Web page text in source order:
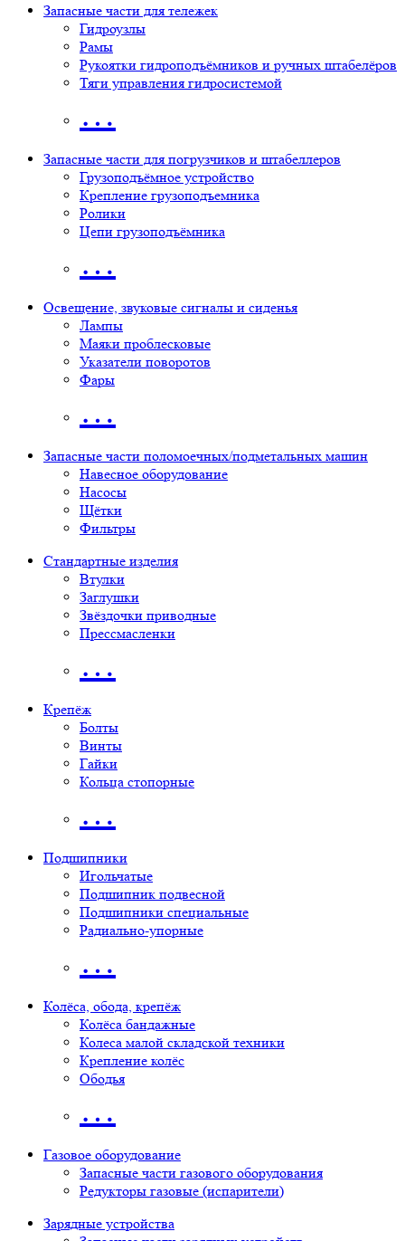
Запасные части для тележек
Гидроузлы
Рамы
Рукоятки гидроподъёмников и ручных штабелёров
Тяги управления гидросистемой
…
Запасные части для погрузчиков и штабеллеров
Грузоподъёмное устройство
Крепление грузоподъемника
Ролики
Цепи грузоподъёмника
…
Освещение, звуковые сигналы и сиденья
Лампы
Маяки проблесковые
Указатели поворотов
Фары
…
Запасные части поломоечных/подметальных машин
Навесное оборудование
Насосы
Щётки
Фильтры
Стандартные изделия
Втулки
Заглушки
Звёздочки приводные
Прессмасленки
…
Крепёж
Болты
Винты
Гайки
Кольца стопорные
…
Подшипники
Игольчатые
Подшипник подвесной
Подшипники специальные
Радиально-упорные
…
Колёса, обода, крепёж
Колёса бандажные
Колеса малой складской техники
Крепление колёс
Ободья
…
Газовое оборудование
Запасные части газового оборудования
Редукторы газовые (испарители)
Зарядные устройства